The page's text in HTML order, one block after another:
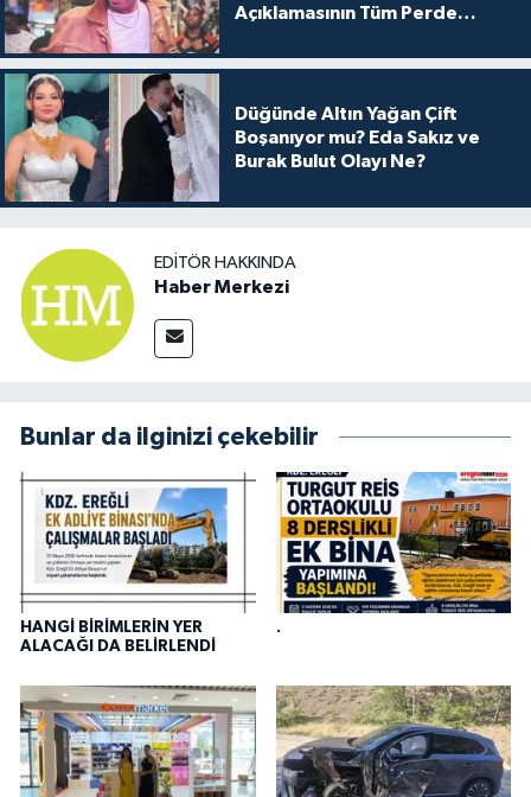
Açıklamasının Tüm Perde
Düğünde Altın Yağan Çift
Boşanıyor mu? Eda Sakız ve
Burak Bulut Olayı Ne?
EDITÖR HAKKINDA
Haber Merkezi
Bunlar da ilginizi çekebilir
HANGİ BİRİMLERİN YER
ALACAĞI DA BELİRLENDİ
.